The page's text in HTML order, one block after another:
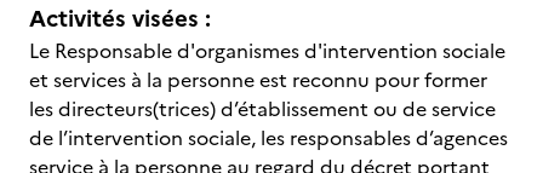
Activités visées :
Le Responsable d'organismes d'intervention sociale
et services à la personne est reconnu pour former
les directeurs(trices) d’établissement ou de service
de l’intervention sociale, les responsables d’agences
service à la personne au regard du décret portant